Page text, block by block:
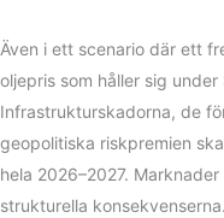
Även i ett scenario där ett
oljepris som håller sig
Infrastrukturskadorna, de
geopolitiska riskpremien
hela 2026–2027.
strukturella konsekvenserna.